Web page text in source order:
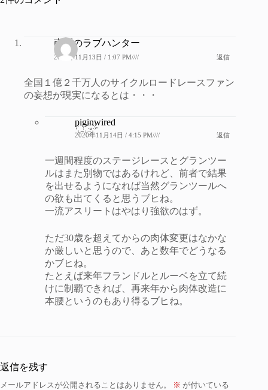
南区のラブハンター
2020年11月13日 / 1:07 PM//// 返信
全国１億２千万人のサイクルロードレースファン
の妄想が現実になるとは・・・
piginwired
2020年11月14日 / 4:15 PM//// 返信
一週間程度のステージレースとグランツー
ルはまた別物ではあるけれど、前者で結果
を出せるようになれば当然グランツールへ
の欲も出てくると思うブヒね。
一流アスリートはやはり強欲のはず。
ただ30歳を超えてからの肉体変更はなかな
か厳しいと思うので、あと数年でどうなる
かブヒね。
たとえば来年フランドルとルーベを立て続
けに制覇できれば、再来年から肉体改造に
本腰というのもあり得るブヒね。
返信を残す
メールアドレスが公開されることはありません。 ※ が付いている